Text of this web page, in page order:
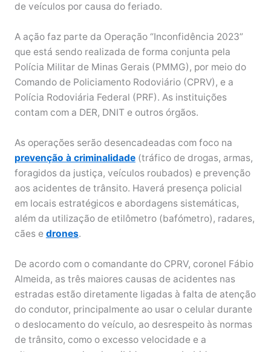
de veículos por causa do feriado.
A ação faz parte da Operação “Inconfidência 2023”
que está sendo realizada de forma conjunta pela
Polícia Militar de Minas Gerais (PMMG), por meio do
Comando de Policiamento Rodoviário (CPRV), e a
Polícia Rodoviária Federal (PRF). As instituições
contam com a DER, DNIT e outros órgãos.
As operações serão desencadeadas com foco na
prevenção à criminalidade(tráfico de drogas, armas,
foragidos da justiça, veículos roubados) e prevenção
aos acidentes de trânsito. Haverá presença policial
em locais estratégicos e abordagens sistemáticas,
além da utilização de etilômetro (bafómetro), radares,
cães e drones.
De acordo com o comandante do CPRV, coronel Fábio
Almeida, as três maiores causas de acidentes nas
estradas estão diretamente ligadas à falta de atenção
do condutor, principalmente ao usar o celular durante
o deslocamento do veículo, ao desrespeito às normas
de trânsito, como o excesso velocidade e a